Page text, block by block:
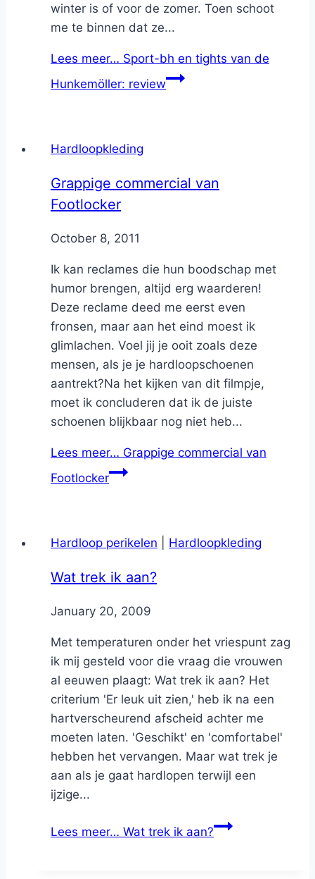
winter is of voor de zomer. Toen schoot
me te binnen dat ze...
Lees meer… Sport-bh en tights van de
Hunkemöller: review
Hardloopkleding
Grappige commercial van
Footlocker
ByNicole
October 8, 2011
Ik kan reclames die hun boodschap met
humor brengen, altijd erg waarderen!
Deze reclame deed me eerst even
fronsen, maar aan het eind moest ik
glimlachen. Voel jij je ooit zoals deze
mensen, als je je hardloopschoenen
aantrekt?Na het kijken van dit filmpje,
moet ik concluderen dat ik de juiste
schoenen blijkbaar nog niet heb...
Lees meer… Grappige commercial van
Footlocker
Hardloop perikelen Hardloopkleding
Wat trek ik aan?
ByNicole
January 20, 2009
Met temperaturen onder het vriespunt zag
ik mij gesteld voor die vraag die vrouwen
al eeuwen plaagt: Wat trek ik aan? Het
criterium 'Er leuk uit zien,' heb ik na een
hartverscheurend afscheid achter me
moeten laten. 'Geschikt' en 'comfortabel'
hebben het vervangen. Maar wat trek je
aan als je gaat hardlopen terwijl een
ijzige...
Lees meer… Wat trek ik aan?